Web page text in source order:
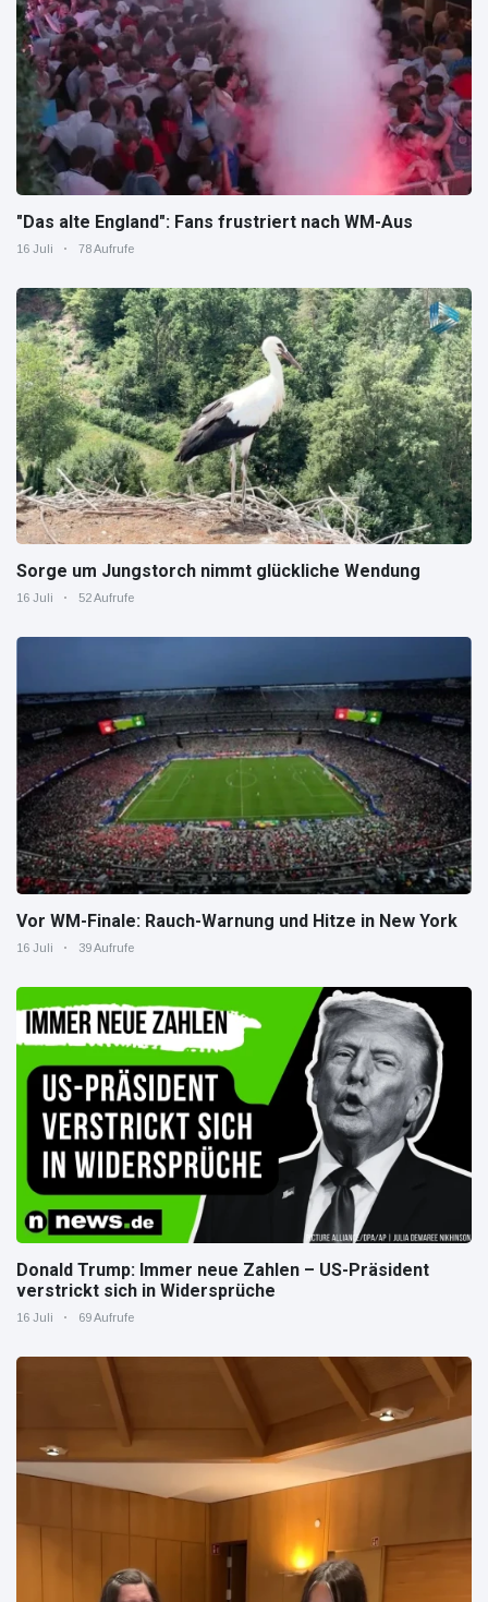
"Das alte England": Fans frustriert nach WM-Aus
16 Juli 78 Aufrufe
Sorge um Jungstorch nimmt glückliche Wendung
16 Juli 52 Aufrufe
Vor WM-Finale: Rauch-Warnung und Hitze in New York
16 Juli 39 Aufrufe
Donald Trump: Immer neue Zahlen – US-Präsident
verstrickt sich in Widersprüche
16 Juli 69 Aufrufe